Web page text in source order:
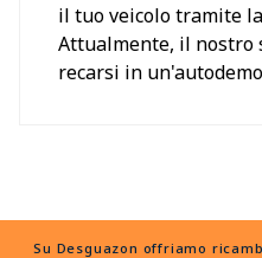
il tuo veicolo tramite
Attualmente, il nostro
recarsi in
Su Desguazon offriamo